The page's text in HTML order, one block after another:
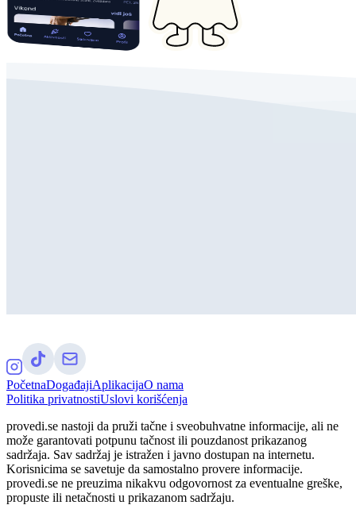
PočetnaDogađajiAplikacijaO nama
Politika privatnostiUslovi korišćenja
provedi.se nastoji da pruži tačne i sveobuhvatne informacije, ali ne
može garantovati potpunu tačnost ili pouzdanost prikazanog
sadržaja. Sav sadržaj je istražen i javno dostupan na internetu.
Korisnicima se savetuje da samostalno provere informacije.
provedi.se ne preuzima nikakvu odgovornost za eventualne greške,
propuste ili netačnosti u prikazanom sadržaju.